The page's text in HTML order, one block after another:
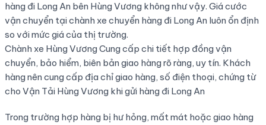
hàng đi Long An bên Hùng Vương không như vậy. Giá cước
vận chuyển tại chành xe chuyển hàng đi Long An luôn ổn định
so với mức giá của thị trường.
Chành xe Hùng Vương Cung cấp chi tiết hợp đồng vận
chuyển, bảo hiểm, biên bản giao hàng rõ ràng, uy tín. Khách
hàng nên cung cấp địa chỉ giao hàng, số điện thoại, chứng từ
cho Vận Tải Hùng Vương khi gửi hàng đi Long An
Trong trường hợp hàng bị hư hỏng, mất mát hoặc giao hàng